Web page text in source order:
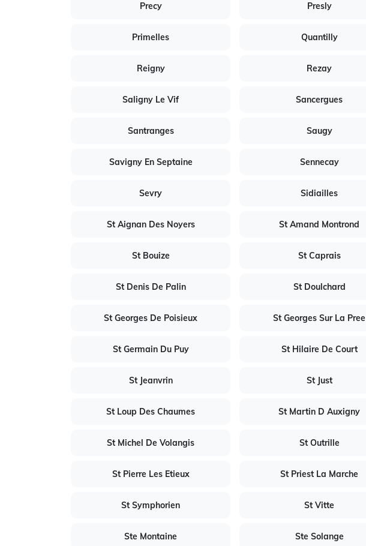
Precy Presly
Primelles Quantilly
Reigny Rezay
Saligny Le Vif Sancergues
Santranges Saugy
Savigny En Septaine Sennecay
Sevry Sidiailles
St Aignan Des Noyers St Amand Montrond
St Bouize St Caprais
St Denis De Palin St Doulchard
St Georges De Poisieux St Georges Sur La Pree
St Germain Du Puy St Hilaire De Court
St Jeanvrin St Just
St Loup Des Chaumes St Martin D Auxigny
St Michel De Volangis St Outrille
St Pierre Les Etieux St Priest La Marche
St Symphorien St Vitte
Ste Montaine Ste Solange